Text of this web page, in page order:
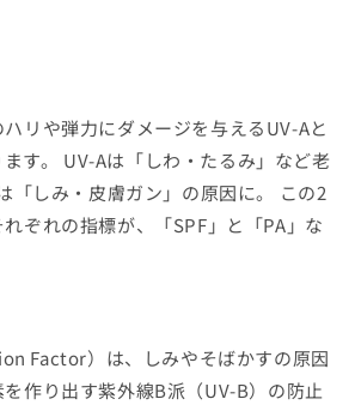
リや弾力にダメージを与えるUV-Aと
す。 UV-Aは「しわ・たるみ」など老
「しみ・皮膚ガン」の原因に。 この2
ぞれの指標が、「SPF」と「PA」な
Factor）は、しみやそばかすの原因
作り出す紫外線B派（UV-B）の防止